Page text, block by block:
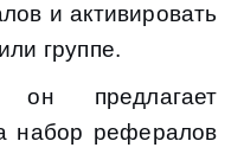
и активировать
группе.
предлагает
набор рефералов